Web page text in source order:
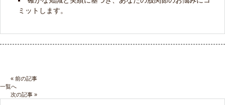
ミットします。
« 前の記事
一覧へ
次の記事 »